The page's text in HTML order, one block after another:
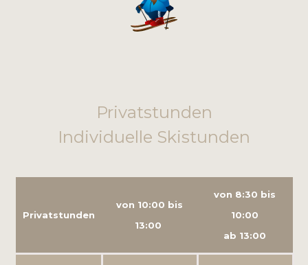
Privatstunden
Individuelle Skistunden
Privatstunden
von 10:00 bis
13:00
von 8:30 bis
10:00
ab 13:00